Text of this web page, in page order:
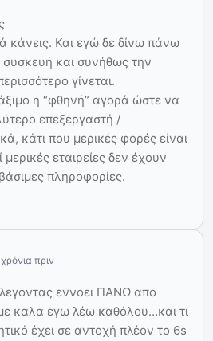
κάνεις. Και εγώ δε δίνω πάνω
και συνήθως την
γίνεται.
η “φθηνή” αγορά ώστε να
επεξεργαστή /
κάτι που μερικές φορές είναι
μερικές εταιρείες δεν έχουν
πληροφορίες.
πριν
εννοει ΠΑΝΩ απο
καλα εγω λέω καθόλου…και τι
έχει σε αντοχή πλέον το 6s